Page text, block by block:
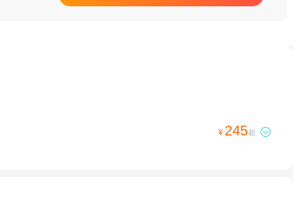
¥ 245起 